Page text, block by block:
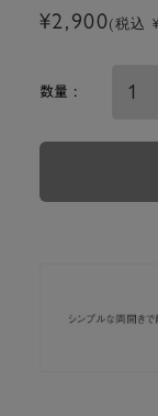
¥2,900(税込
数量 :